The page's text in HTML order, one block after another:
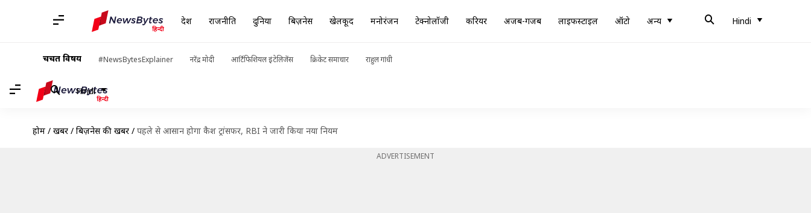
देश राजनीति दुनिया बिज़नेस खेलकूद मनोरंजन टेक्नोलॉजी करियर अजब-गजब लाइफस्टाइल ऑटो अन्य Hindi
चर्चित विषय #NewsBytesExplainer नरेंद्र मोदी आर्टिफिशियल इंटेलिजेंस क्रिकेट समाचार राहुल गांधी
Hindi
होम / खबरें / बिज़नेस की खबरें / पहले से आसान होगा कैश ट्रांसफर, RBI ने जारी किया नया नियम
ADVERTISEMENT